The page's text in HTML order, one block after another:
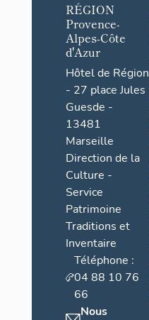
RÉGION
Provence-
Alpes-Côte
d'Azur
Hôtel de Région
- 27 place Jules
Guesde -
13481
Marseille
Direction de la
Culture -
Service
Patrimoine
Traditions et
Inventaire
Téléphone :
04 88 10 76
66
Nous